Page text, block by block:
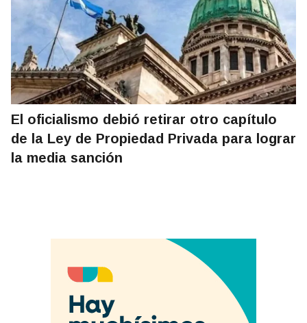
El oficialismo debió retirar otro capítulo
de la Ley de Propiedad Privada para lograr
la media sanción